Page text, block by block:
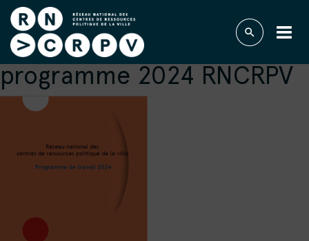
programme 2024 RNCRPV